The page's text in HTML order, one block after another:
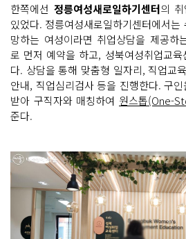
한쪽에선 정릉여성새로일하기센터의
있었다. 정릉여성새로일하기센터에서
망하는 여성이라면 취업상담을 제공하
로 먼저 예약을 하고, 성북여성취업교
다. 상담을 통해 맞춤형 일자리, 직업교
안내, 직업심리검사 등을 진행한다. 구
받아 구직자와 매칭하여 원스톱(One-
준다.